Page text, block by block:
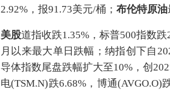
2.92%，报91.73美元/桶； 布伦特原油
美股道指收跌1.35%，标普500指数
月以来最大单日跌幅；纳指创下自
导体指数尾盘跌幅扩大至10%，创
电(TSM.N)跌6.68%，博通